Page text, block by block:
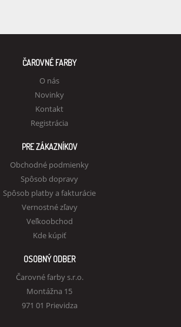
ČAROVNÉ FARBY
O nás
Novinky
Kontakt
Registrácia
PRE ZÁKAZNÍKOV
Obchodné podmienky
Spôsob dopravy
Spôsob platby a fakturácie
Vernostné zľavy
Veľkoobchod
Kde kúpiť
OSOBNÝ ODBER
Čarovné farby s.r.o.
Montážna 15
971 01 Prievidza